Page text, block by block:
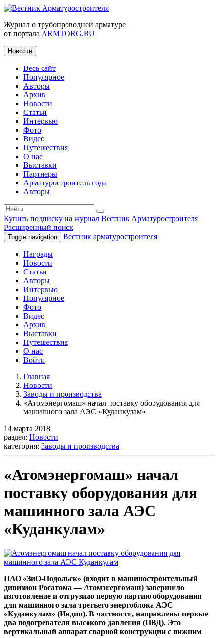
Журнал о трубопроводной арматуре
от портала ARMTORG.RU
Новости
Весь сайт
Популярное
Авторы
Архив
Новости
Статьи
Интервью
Фото
Видео
Путешествия
О нас
Выставки
Партнеры
Арматуростроитель года
Авторы
Купить подписку на журнал Вестник Арматуростроителя
Расширенный поиск
Toggle navigation Вестник арматуростроителя
Награды
Новости
Статьи
Авторы
Интервью
Популярное
Фото
Видео
Архив
Выставки
Путешествия
О нас
Войти
Главная
Новости
Заводы и производства
«Атомэнергомаш» начал поставку оборудования для
машинного зала АЭС «Куданкулам»
14 марта 2018
раздел: Новости
категория: Заводы и производства
«Атомэнергомаш» начал
поставку оборудования для
машинного зала АЭС
«Куданкулам»
ПАО «ЗиО-Подольск» (входит в машиностроительный
дивизион Росатома — Атомэнергомаш) завершило
изготовление и отгрузило первую партию оборудования
для машинного зала третьего энергоблока АЭС
«Куданкулам» (Индия). В частности, направлены первые
два подогревателя высокого давления (ПВД). Это
вертикальный аппарат сварной конструкции с нижним